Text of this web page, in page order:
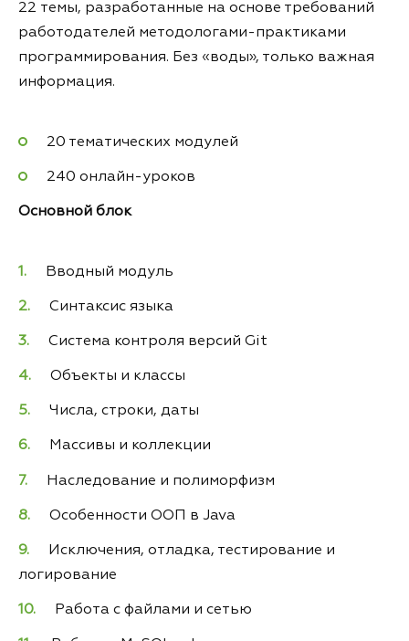
22 темы, разработанные на основе требований
работодателей методологами-практиками
программирования. Без «воды», только важная
информация.
20 тематических модулей
240 онлайн-уроков
Основной блок
Вводный модуль
Синтаксис языка
Система контроля версий Git
Объекты и классы
Числа, строки, даты
Массивы и коллекции
Наследование и полиморфизм
Особенности ООП в Java
Исключения, отладка, тестирование и
логирование
Работа с файлами и сетью